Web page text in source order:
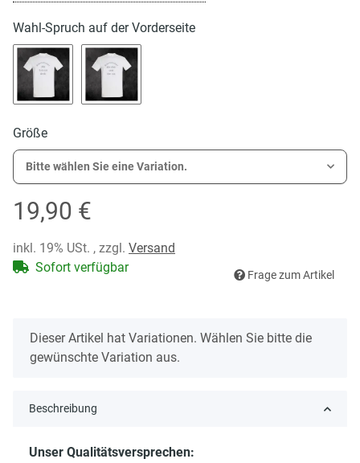
Wahl-Spruch auf der Vorderseite
Größe
Bitte wählen Sie eine Variation.
19,90 €
inkl. 19% USt. , zzgl. Versand
Sofort verfügbar
Frage zum Artikel
x
Dieser Artikel hat Variationen. Wählen Sie bitte die
gewünschte Variation aus.
Beschreibung
Unser Qualitätsversprechen: